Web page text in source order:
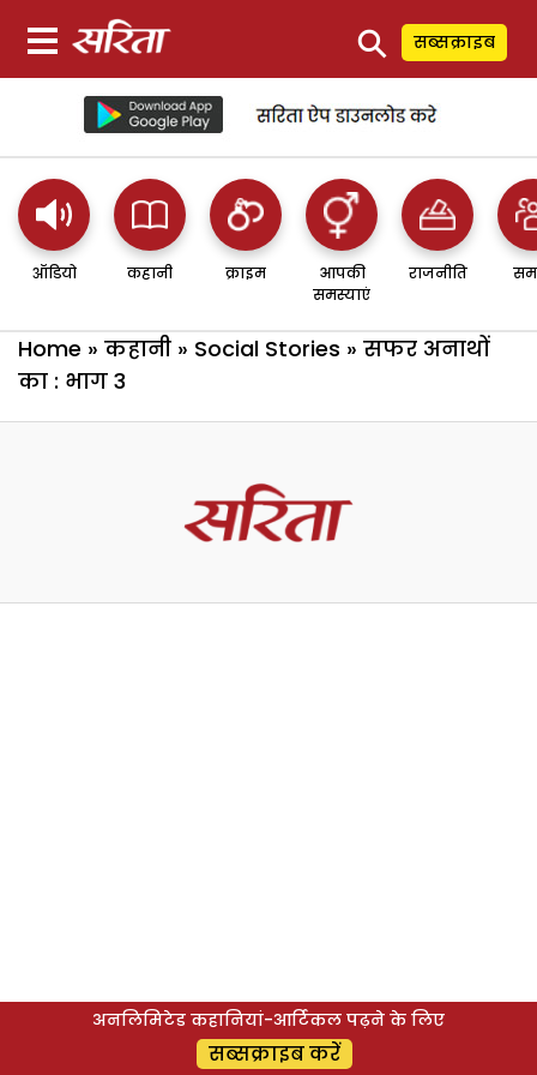
⚲ सब्सक्राइब
ऑडियो कहानी क्राइम
आपकी
समस्याएं
राजनीति
Home » कहानी » Social Stories » सफर अनाथों
का : भाग 3
अनलिमिटेड कहानियां-आर्टिकल पढ़ने के लिए
सब्सक्राइब करें